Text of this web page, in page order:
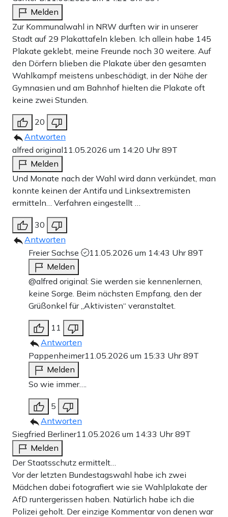
Melden
Zur Kommunalwahl in NRW durften wir in unserer
Stadt auf 29 Plakattafeln kleben. Ich allein habe 145
Plakate geklebt, meine Freunde noch 30 weitere. Auf
den Dörfern blieben die Plakate über den gesamten
Wahlkampf meistens unbeschädigt, in der Nähe der
Gymnasien und am Bahnhof hielten die Plakate oft
keine zwei Stunden.
20
Antworten
alfred original11.05.2026 um 14:20 Uhr89T
Melden
Und Monate nach der Wahl wird dann verkündet, man
konnte keinen der Antifa und Linksextremisten
ermitteln… Verfahren eingestellt …
30
Antworten
Freier Sachse
11.05.2026 um 14:43 Uhr89T
Melden
@alfred original: Sie werden sie kennenlernen,
keine Sorge. Beim nächsten Empfang, den der
Grüßonkel für „Aktivisten“ veranstaltet.
11
Antworten
Pappenheimer11.05.2026 um 15:33 Uhr89T
Melden
So wie immer….
5
Antworten
Siegfried Berliner11.05.2026 um 14:33 Uhr89T
Melden
Der Staatsschutz ermittelt…
Vor der letzten Bundestagswahl habe ich zwei
Mädchen dabei fotografiert wie sie Wahlplakate der
AfD runtergerissen haben. Natürlich habe ich die
Polizei geholt. Der einzige Kommentar von denen war